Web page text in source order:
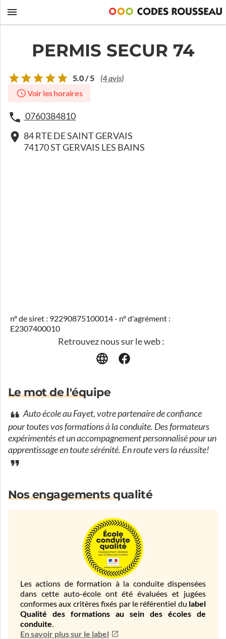
PERMIS SECUR 74
5.0 / 5 (4 avis)
Voir les horaires
0760384810
84 RTE DE SAINT GERVAIS
74170 ST GERVAIS LES BAINS
n° de siret : 92290875100014 - n° d'agrément :
E2307400010
Retrouvez nous sur le web :
Le mot de l'équipe
Auto école au Fayet, votre partenaire de confiance
pour toutes vos formations à la conduite. Des formateurs
expérimentés et un accompagnement personnalisé pour un
apprentissage en toute sérénité. En route vers la réussite!
Nos engagements qualité
Les actions de formation à la conduite dispensées
dans cette auto-école ont été évaluées et jugées
conformes aux critères fixés par le référentiel du label
Qualité des formations au sein des écoles de
conduite.
En savoir plus sur le label